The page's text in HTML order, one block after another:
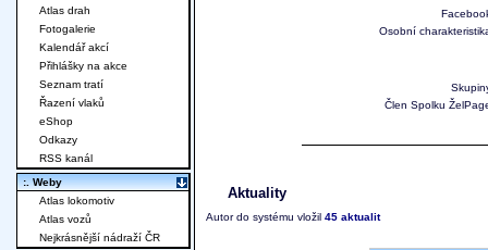
Osobní
Člen Spolku
Aktuality
Autor do systému vložil 45 aktualit
Atlas drah
Fotogalerie
Kalendář akcí
Přihlášky na akce
Seznam tratí
Řazení vlaků
eShop
Odkazy
RSS kanál
:. Weby
Atlas lokomotiv
Atlas vozů
Nejkrásnější nádraží ČR